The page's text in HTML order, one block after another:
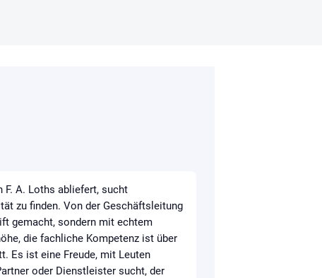
F. A. Loths abliefert, sucht
zu finden. Von der Geschäftsleitung
gemacht, sondern mit echtem
die fachliche Kompetenz ist über
Es ist eine Freude, mit Leuten
oder Dienstleister sucht, der